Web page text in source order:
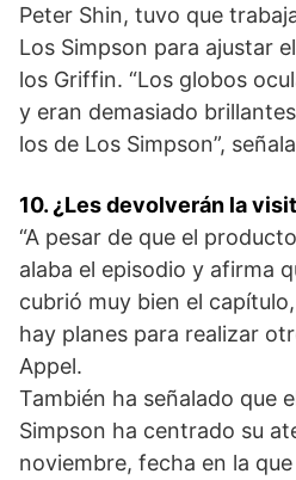
Peter Shin, tuvo que
Los Simpson para ajustar
los Griffin. “Los globos
y eran demasiado
los de Los Simpson”,
10. ¿Les devolverán la
“A pesar de que el
alaba el episodio y afirma
cubrió muy bien el
hay planes para realizar
Appel.
También ha señalado que
Simpson ha centrado su
noviembre, fecha en la